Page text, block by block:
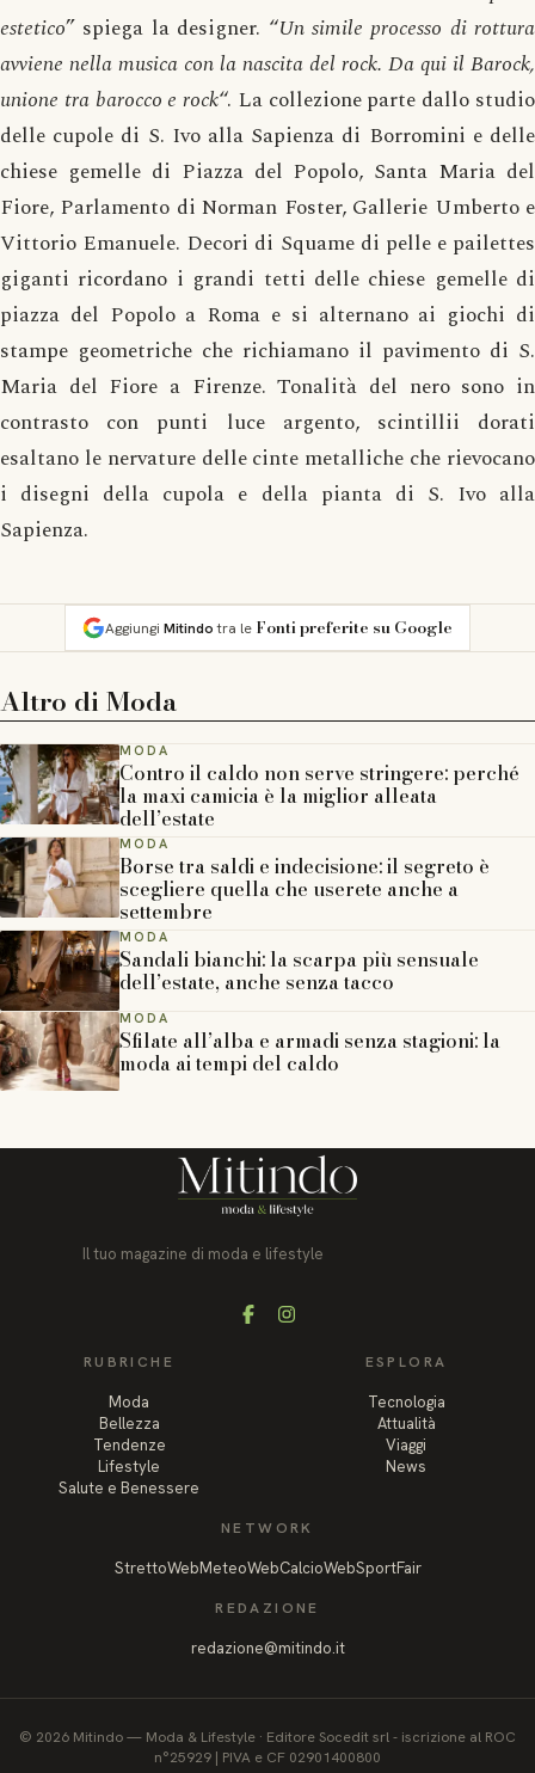
estetico” spiega la designer. “Un simile processo di rottura
avviene nella musica con la nascita del rock. Da qui il Barock,
unione tra barocco e rock“. La collezione parte dallo studio
delle cupole di S. Ivo alla Sapienza di Borromini e delle
chiese gemelle di Piazza del Popolo, Santa Maria del
Fiore, Parlamento di Norman Foster, Gallerie Umberto e
Vittorio Emanuele. Decori di Squame di pelle e pailettes
giganti ricordano i grandi tetti delle chiese gemelle di
piazza del Popolo a Roma e si alternano ai giochi di
stampe geometriche che richiamano il pavimento di S.
Maria del Fiore a Firenze. Tonalità del nero sono in
contrasto con punti luce argento, scintillii dorati
esaltano le nervature delle cinte metalliche che rievocano
i disegni della cupola e della pianta di S. Ivo alla
Sapienza.
Aggiungi Mitindotra le Fonti preferite su Google
Altro di Moda
MODA
Contro il caldo non serve stringere: perché
la maxi camicia è la miglior alleata
dell’estate
MODA
Borse tra saldi e indecisione: il segreto è
scegliere quella che userete anche a
settembre
MODA
Sandali bianchi: la scarpa più sensuale
dell’estate, anche senza tacco
MODA
Sfilate all’alba e armadi senza stagioni: la
moda ai tempi del caldo
Il tuo magazine di moda e lifestyle
FacebookInstagram
RUBRICHE
Moda
Bellezza
Tendenze
Lifestyle
Salute e Benessere
ESPLORA
Tecnologia
Attualità
Viaggi
News
NETWORK
StrettoWebMeteoWebCalcioWebSportFair
REDAZIONE
redazione@mitindo.it
© 2026 Mitindo— Moda & Lifestyle · Editore Socedit srl - iscrizione al ROC
n°25929 | PIVA e CF 02901400800